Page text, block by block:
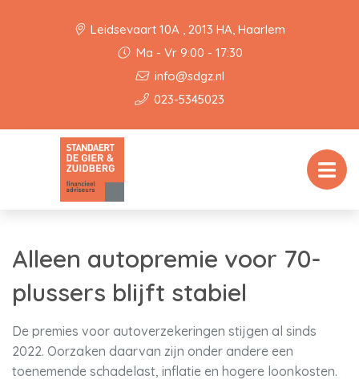
Leidsevaart 10A , 2013 HA, Haarlem
Ma - Vr 9:00 - 17:30
info@sdgz.nl
023-5345023
Alleen autopremie voor 70-
plussers blijft stabiel
De premies voor autoverzekeringen stijgen al sinds
2022. Oorzaken daarvan zijn onder andere een
toenemende schadelast, inflatie en hogere loonkosten.